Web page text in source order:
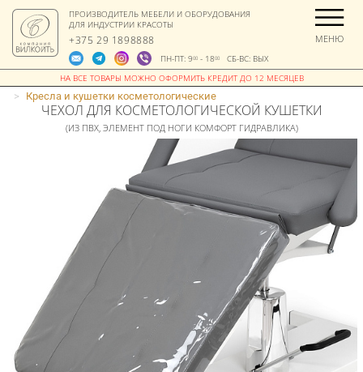
ПРОИЗВОДИТЕЛЬ МЕБЕЛИ И ОБОРУДОВАНИЯ
ДЛЯ ИНДУСТРИИ КРАСОТЫ
+375 29 1898888
ПН-ПТ: 900- 1800СБ-ВС: ВЫХ
МЕНЮ
> Кресла и кушетки косметологические
ЧЕХОЛ ДЛЯ КОСМЕТОЛОГИЧЕСКОЙ КУШЕТКИ
(ИЗ ПВХ, ЭЛЕМЕНТ ПОД НОГИ КОМФОРТ ГИДРАВЛИКА)